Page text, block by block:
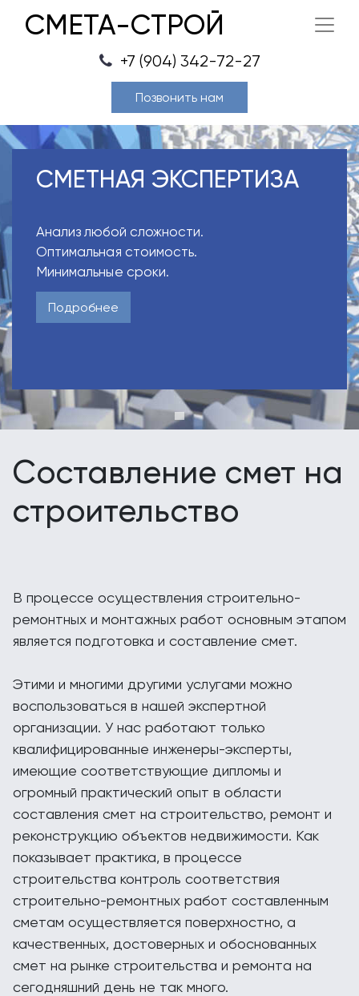
СМЕТА-СТРОЙ
+7 (904) 342-72-27
Позвонить нам
СМЕТНАЯ ЭКСПЕРТИЗА
Анализ любой сложности.
Оптимальная стоимость.
Минимальные сроки.
Подробнее
Составление смет на
строительство
В процессе осуществления строительно-
ремонтных и монтажных работ основным этапом
является подготовка и составление смет.
Этими и многими другими услугами можно
воспользоваться в нашей экспертной
организации. У нас работают только
квалифицированные инженеры-эксперты,
имеющие соответствующие дипломы и
огромный практический опыт в области
составления смет на строительство, ремонт и
реконструкцию объектов недвижимости. Как
показывает практика, в процессе
строительства контроль соответствия
строительно-ремонтных работ составленным
сметам осуществляется поверхностно, а
качественных, достоверных и обоснованных
смет на рынке строительства и ремонта на
сегодняшний день не так много.